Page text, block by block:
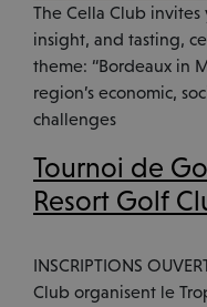
The Cella Club
insight, and tasting,
theme: “Bordeaux in
region’s economic,
challenges
Tournoi de
Resort Golf
INSCRIPTIONS
Club organisent le